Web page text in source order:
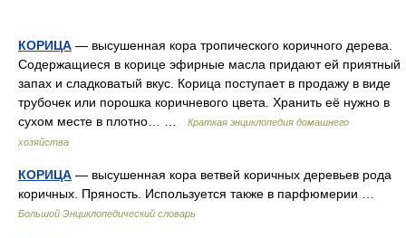
КОРИЦА — высушенная кора тропического коричного дерева.
Содержащиеся в корице эфирные масла придают ей приятный
запах и сладковатый вкус. Корица поступает в продажу в виде
трубочек или порошка коричневого цвета. Хранить её нужно в
сухом месте в плотно… …
Краткая энциклопедия домашнего
хозяйства
КОРИЦА — высушенная кора ветвей коричных деревьев рода
коричных. Пряность. Используется также в парфюмерии …
Большой Энциклопедический словарь